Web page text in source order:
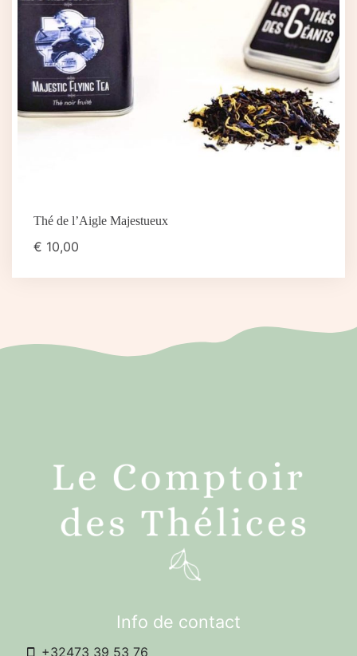
Thé de l’Aigle Majestueux
€ 10,00
Info de contact
+32473 39 53 76